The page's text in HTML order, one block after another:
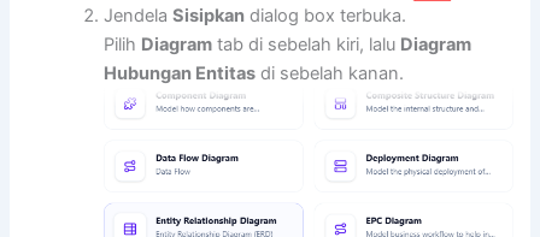
JendelaSisipkan dialog box terbuka.
Pilih Diagram tab di sebelah kiri, lalu Diagram
Hubungan Entitas di sebelah kanan.